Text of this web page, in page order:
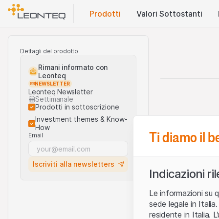
Prodotti Valori Sottostanti
Dettagli del prodotto
Rimani informato con
Leonteq
NEWSLETTER
Leonteq Newsletter
Settimanale
Prodotti in sottoscrizione
Investment themes & Know-
How
Email
Iscriviti alla newsletters
Ti diamo il
Indicazioni
Le informazioni su
sede legale in
residente in Italia.